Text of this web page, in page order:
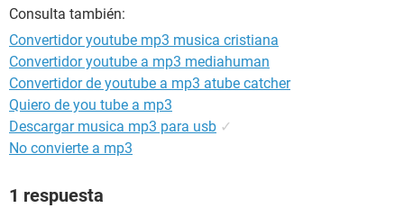
Consulta también:
Convertidor youtube mp3 musica cristiana
Convertidor youtube a mp3 mediahuman
Convertidor de youtube a mp3 atube catcher
Quiero de you tube a mp3
Descargar musica mp3 para usb ✓
No convierte a mp3
1 respuesta